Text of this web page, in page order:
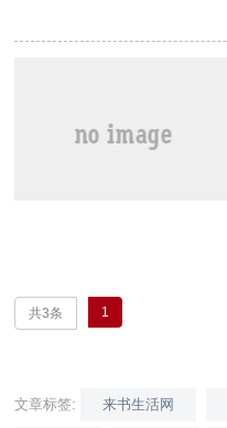
共3条 1
文章标签: 来书生活网